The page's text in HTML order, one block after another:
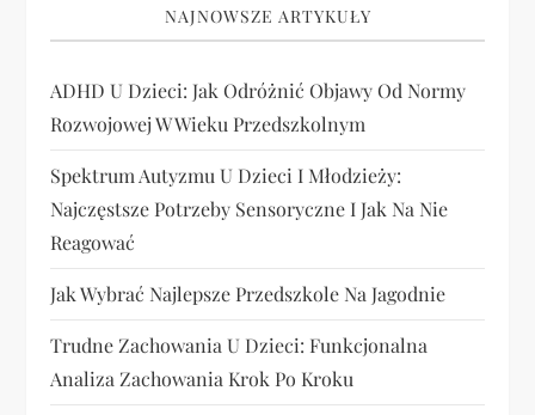
NAJNOWSZE ARTYKUŁY
ADHD U Dzieci: Jak Odróżnić Objawy Od Normy
Rozwojowej W Wieku Przedszkolnym
Spektrum Autyzmu U Dzieci I Młodzieży:
Najczęstsze Potrzeby Sensoryczne I Jak Na Nie
Reagować
Jak Wybrać Najlepsze Przedszkole Na Jagodnie
Trudne Zachowania U Dzieci: Funkcjonalna
Analiza Zachowania Krok Po Kroku